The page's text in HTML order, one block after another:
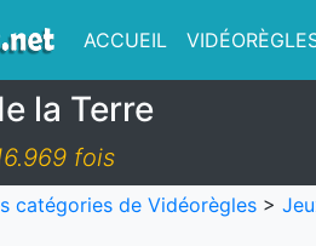
ACCUEIL
la Terre
fois
catégories de Vidéorègles >